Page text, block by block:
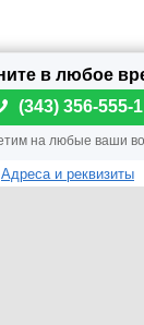
Адреса и реквизиты
(343) 356-555-1